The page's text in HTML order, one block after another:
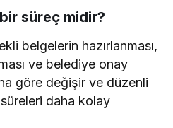
süreç midir?
belgelerin hazırlanması,
ve belediye onay
göre değişir ve düzenli
daha kolay